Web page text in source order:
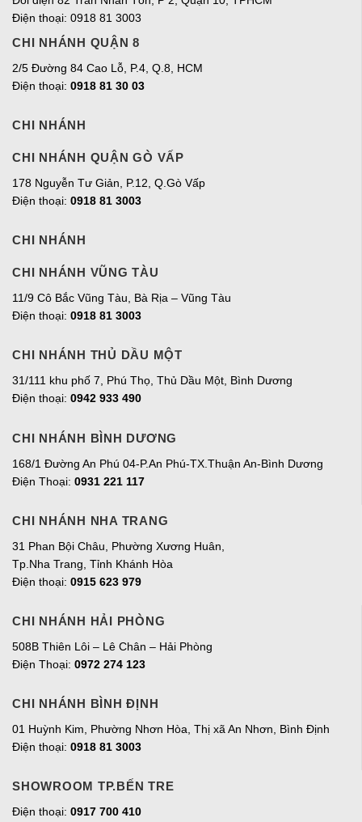
Điện thoại: 0918 81 3003
CHI NHÁNH QUẬN 8
2/5 Đường 84 Cao Lỗ, P.4, Q.8, HCM
Điện thoại: 0918 81 30 03
CHI NHÁNH
CHI NHÁNH QUẬN GÒ VẤP
178 Nguyễn Tư Giản, P.12, Q.Gò Vấp
Điện thoại: 0918 81 3003
CHI NHÁNH
CHI NHÁNH VŨNG TÀU
11/9 Cô Bắc Vũng Tàu, Bà Rịa – Vũng Tàu
Điện thoại: 0918 81 3003
CHI NHÁNH THỦ DẦU MỘT
31/111 khu phố 7, Phú Thọ, Thủ Dầu Một, Bình Dương
Điện thoại: 0942 933 490
CHI NHÁNH BÌNH DƯƠNG
168/1 Đường An Phú 04-P.An Phú-TX.Thuận An-Bình Dương
Điện Thoại: 0931 221 117
CHI NHÁNH NHA TRANG
31 Phan Bội Châu, Phường Xương Huân,
Tp.Nha Trang, Tỉnh Khánh Hòa
Điện thoại: 0915 623 979
CHI NHÁNH HẢI PHÒNG
508B Thiên Lôi – Lê Chân – Hải Phòng
Điện Thoại: 0972 274 123
CHI NHÁNH BÌNH ĐỊNH
01 Huỳnh Kim, Phường Nhơn Hòa, Thị xã An Nhơn, Bình Định
Điện thoại: 0918 81 3003
SHOWROOM TP.BẾN TRE
Điện thoại: 0917 700 410